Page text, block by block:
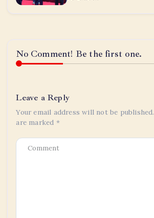
No Comment! Be the first one.
Leave a Reply
Your email address will not be published.
are marked *